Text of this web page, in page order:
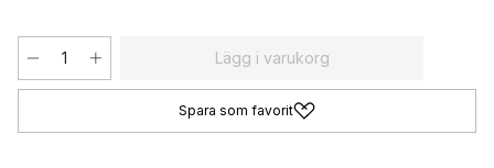
Lägg i varukorg
Spara som favorit